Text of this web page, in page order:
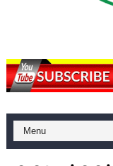
ஏர்போர்ட்டில்
சீனா இலங்கையிடம்
01/11/2021
பாலச்சந்திரன்